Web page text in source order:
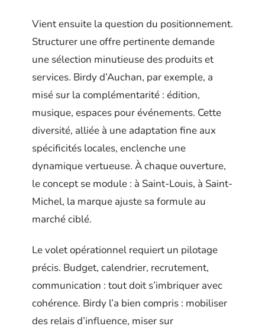
Vient ensuite la question du positionnement.
Structurer une offre pertinente demande
une sélection minutieuse des produits et
services. Birdy d’Auchan, par exemple, a
misé sur la complémentarité : édition,
musique, espaces pour événements. Cette
diversité, alliée à une adaptation fine aux
spécificités locales, enclenche une
dynamique vertueuse. À chaque ouverture,
le concept se module : à Saint-Louis, à Saint-
Michel, la marque ajuste sa formule au
marché ciblé.
Le volet opérationnel requiert un pilotage
précis. Budget, calendrier, recrutement,
communication : tout doit s’imbriquer avec
cohérence. Birdy l’a bien compris : mobiliser
des relais d’influence, miser sur